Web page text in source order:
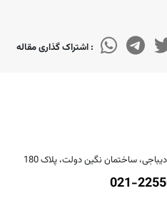
: اشتراک گذاری مقاله
ساختمان نگین دولت، پلاک 180
021-